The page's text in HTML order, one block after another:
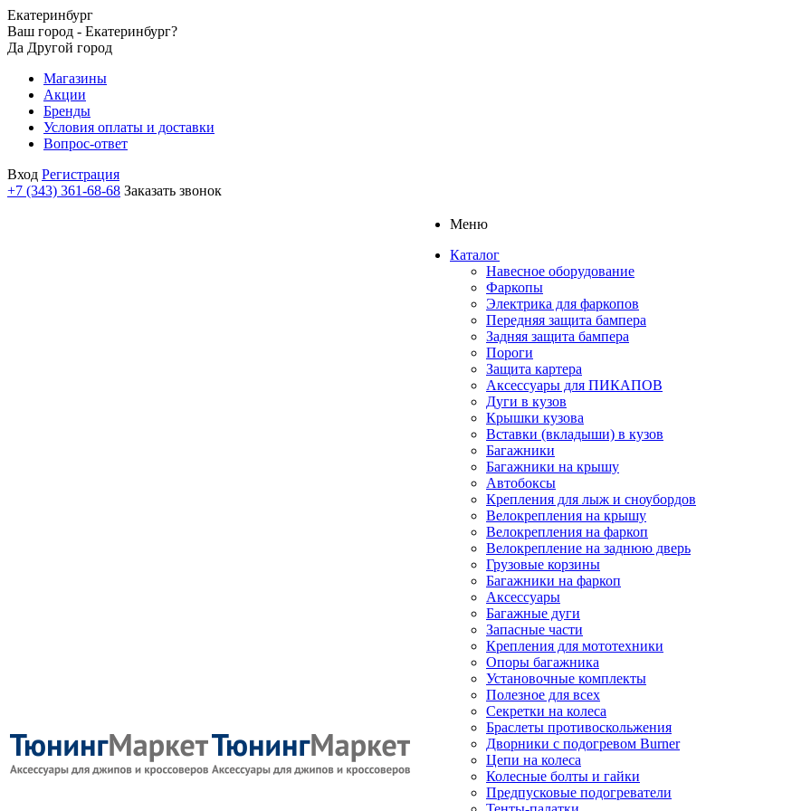
Екатеринбург
Ваш город - Екатеринбург?
Да Другой город
Магазины
Акции
Бренды
Условия оплаты и доставки
Вопрос-ответ
Вход Регистрация
+7 (343) 361-68-68 Заказать звонок
Меню
Каталог
Навесное оборудование
Фаркопы
Электрика для фаркопов
Передняя защита бампера
Задняя защита бампера
Пороги
Защита картера
Аксессуары для ПИКАПОВ
Дуги в кузов
Крышки кузова
Вставки (вкладыши) в кузов
Багажники
Багажники на крышу
Автобоксы
Крепления для лыж и сноубордов
Велокрепления на крышу
Велокрепления на фаркоп
Велокрепление на заднюю дверь
Грузовые корзины
Багажники на фаркоп
Аксессуары
Багажные дуги
Запасные части
Крепления для мототехники
Опоры багажника
Установочные комплекты
Полезное для всех
Секретки на колеса
Браслеты противоскольжения
Дворники с подогревом Burner
Цепи на колеса
Колесные болты и гайки
Предпусковые подогреватели